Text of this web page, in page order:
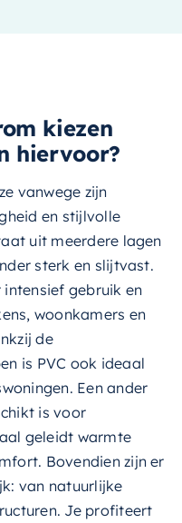
kiezen
hiervoor?
vanwege zijn
en stijlvolle
uit meerdere lagen
sterk en slijtvast.
intensief gebruik en
woonkamers en
de
is PVC ook ideaal
Een ander
is voor
geleidt warmte
Bovendien zijn er
van natuurlijke
Je profiteert